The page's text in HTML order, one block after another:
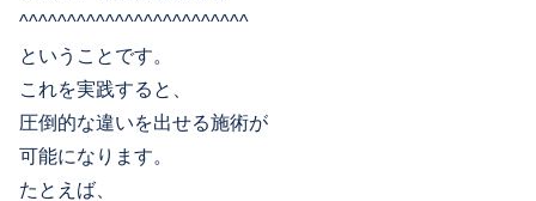
^^^^^^^^^^^^^^^^^^^^^^^^
ということです。
これを実践すると、
圧倒的な違いを出せる施術が
可能になります。
たとえば、